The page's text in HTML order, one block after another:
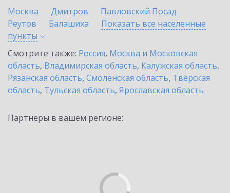
Москва
Дмитров
Павловский Посад
Реутов
Балашиха
Показать все населенные
пункты
Смотрите также: Россия, Москва и Московская
область, Владимирская область, Калужская область,
Рязанская область, Смоленская область, Тверская
область, Тульская область, Ярославская область
Партнеры в вашем регионе: